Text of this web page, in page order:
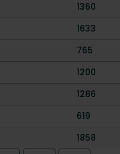
1360
1633
765
1200
1286
619
1858